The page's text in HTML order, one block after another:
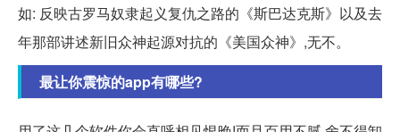
如: 反映古罗马奴隶起义复仇之路的《斯巴达克斯》以及去
年那部讲述新旧众神起源对抗的《美国众神》,无不。
最让你震惊的app有哪些?